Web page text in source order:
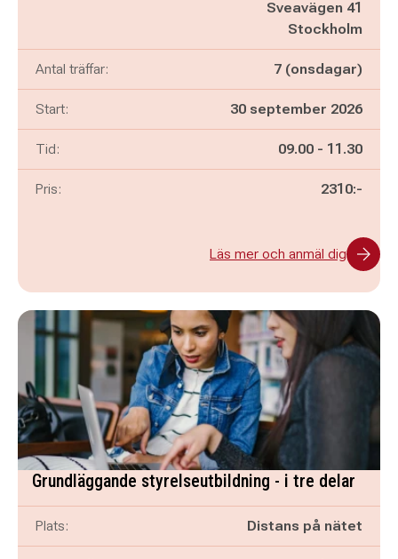
Sveavägen 41
Stockholm
Antal träffar: 7 (onsdagar)
Start: 30 september 2026
Tid: Pågår mellan
09.00 - och
11.30
Pris: 2310:-
Läs mer och anmäl dig
Grundläggande styrelseutbildning - i tre delar
Plats: Distans på nätet